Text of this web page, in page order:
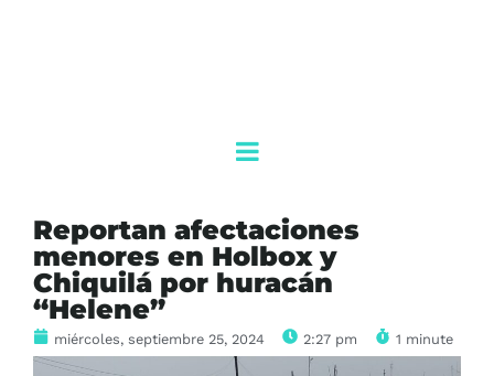
Reportan afectaciones
menores en Holbox y
Chiquilá por huracán
“Helene”
miércoles, septiembre 25, 2024 2:27 pm 1 minute